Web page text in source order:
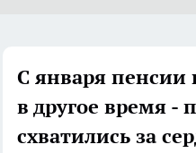
С января пенсии
в другое время -
схватились за